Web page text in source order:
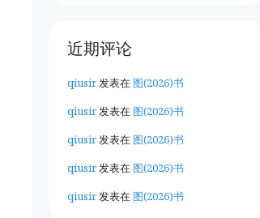
近期评论
qiusir发表在 图(2026)书
qiusir发表在 图(2026)书
qiusir发表在 图(2026)书
qiusir发表在 图(2026)书
qiusir发表在 图(2026)书